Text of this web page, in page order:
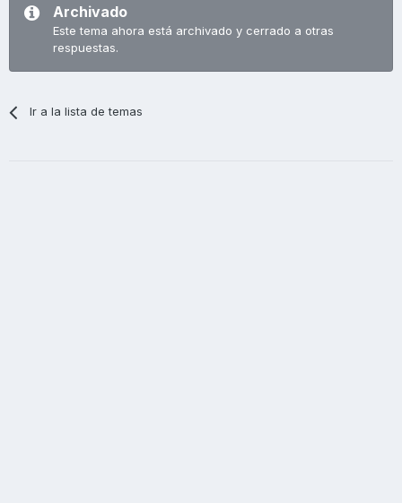
Archivado
Este tema ahora está archivado y cerrado a otras
respuestas.
Ir a la lista de temas